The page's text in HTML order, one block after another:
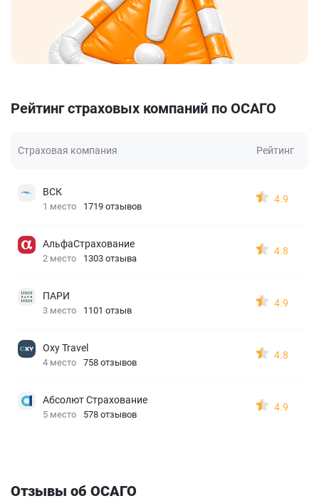
Рейтинг страховых компаний по ОСАГО
Страховая компания Рейтинг
ВСК
1 место 1719 отзывов
4.9
АльфаСтрахование
2 место 1303 отзыва
4.8
ПАРИ
3 место 1101 отзыв
4.9
Oxy Travel
4 место 758 отзывов
4.8
Абсолют Страхование
5 место 578 отзывов
4.9
Отзывы об ОСАГО